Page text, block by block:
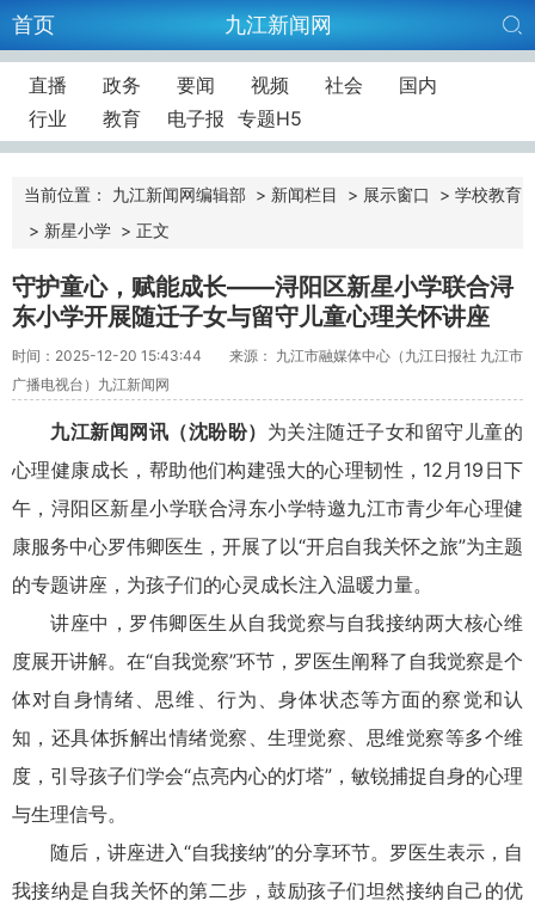
首页 九江新闻网
直播 政务 要闻 视频 社会
国内
行业
教育 电子报 专题H5
当前位置： 九江新闻网编辑部 > 新闻栏目 > 展示窗口 > 学校教育
> 新星小学 > 正文
​守护童心，赋能成长——浔阳区新星小学联合浔
东小学开展随迁子女与留守儿童心理关怀讲座
时间：2025-12-20 15:43:44
来源： 九江市融媒体中心（九江日报社 九江市
广播电视台）九江新闻网
九江新闻网讯（沈盼盼） 为关注随迁子女和留守儿童的
心理健康成长，帮助他们构建强大的心理韧性，12月19日下
午，浔阳区新星小学联合浔东小学特邀九江市青少年心理健
康服务中心罗伟卿医生，开展了以“开启自我关怀之旅”为主题
的专题讲座，为孩子们的心灵成长注入温暖力量。
讲座中，罗伟卿医生从自我觉察与自我接纳两大核心维
度展开讲解。在“自我觉察”环节，罗医生阐释了自我觉察是个
体对自身情绪、思维、行为、身体状态等方面的察觉和认
知，还具体拆解出情绪觉察、生理觉察、思维觉察等多个维
度，引导孩子们学会“点亮内心的灯塔”，敏锐捕捉自身的心理
与生理信号。
随后，讲座进入“自我接纳”的分享环节。罗医生表示，自
我接纳是自我关怀的第二步，鼓励孩子们坦然接纳自己的优